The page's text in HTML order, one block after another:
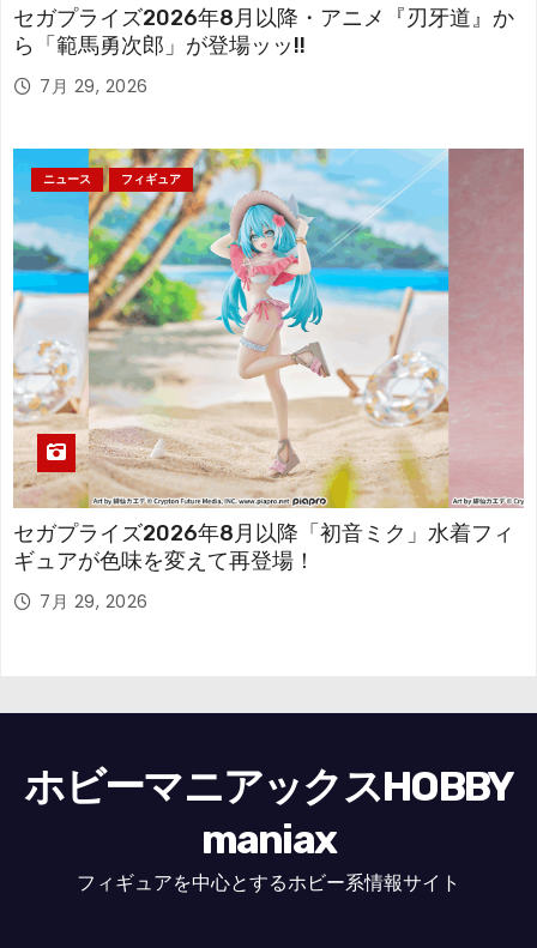
セガプライズ2026年8月以降・アニメ『刃牙道』か
ら「範馬勇次郎」が登場ッッ!!
7月 29, 2026
ニュース フィギュア
セガプライズ2026年8月以降「初音ミク」水着フィ
ギュアが色味を変えて再登場！
7月 29, 2026
ホビーマニアックスHOBBY
maniax
フィギュアを中心とするホビー系情報サイト